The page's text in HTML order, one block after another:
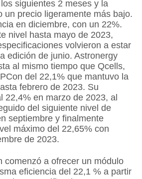
siguientes 2 meses y la
un precio ligeramente más bajo.
en diciembre, con un 22%.
nivel hasta mayo de 2023,
volvieron a estar
edición de junio. Astronergy
al mismo tiempo que Qcells,
del 22,1% que mantuvo la
febrero de 2023. Su
22,4% en marzo de 2023, al
del siguiente nivel de
septiembre y finalmente
máximo del 22,65% con
de 2023.
comenzó a ofrecer un módulo
eficiencia del 22,1 % a partir